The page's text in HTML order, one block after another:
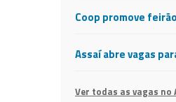
Coop promove
Assaí abre vagas
Ver todas as vagas no